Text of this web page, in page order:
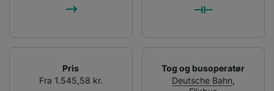
Pris
Fra 1.545,58 kr.
Tog og busoperatør
Deutsche Bahn,